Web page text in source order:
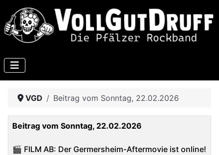
VGD Beitrag vom Sonntag, 22.02.2026
Beitrag vom Sonntag, 22.02.2026
🎬 FILM AB: Der Germersheim-Aftermovie ist online!